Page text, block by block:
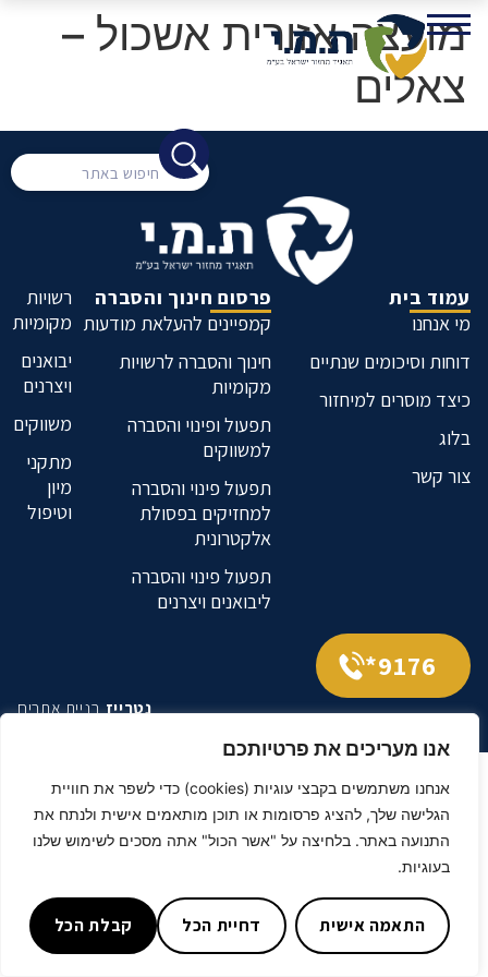
אנו מעריכים את פרטיותכם
אנחנו משתמשים בקבצי עוגיות (cookies) כדי לשפר את חוויית
הגלישה שלך, להציג פרסומות או תוכן מותאמים אישית ולנתח את
התנועה באתר. בלחיצה על "אשר הכול" אתה מסכים לשימוש שלנו
בעוגיות.
התאמה אישית דחיית הכל קבלת הכל
מועצה אזורית אשכול –
צאלים
עמוד בית
מי אנחנו
דוחות וסיכומים שנתיים
כיצד מוסרים למיחזור
בלוג
צור קשר
פרסום חינוך והסברה
קמפיינים להעלאת מודעות
חינוך והסברה לרשויות
מקומיות
תפעול ופינוי והסברה
למשווקים
תפעול פינוי והסברה
למחזיקים בפסולת
אלקטרונית
תפעול פינוי והסברה
ליבואנים ויצרנים
רשויות
מקומיות
יבואנים
ויצרנים
משווקים
מתקני
מיון
וטיפול
9176*
נטרייזבניית אתרים